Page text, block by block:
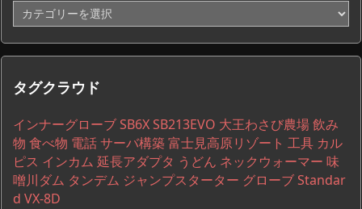
カ
テ
ゴ
リ
一
タグクラウド
インナーグローブSB6XSB213EVO 大王わさび農場飲み
物 食べ物 電話サーバ構築富士見高原リゾート 工具 カル
ピス インカム 延長アダプタ うどん ネックウォーマー 味
噌川ダム タンデム ジャンプスターター グローブStandar
d VX-8D